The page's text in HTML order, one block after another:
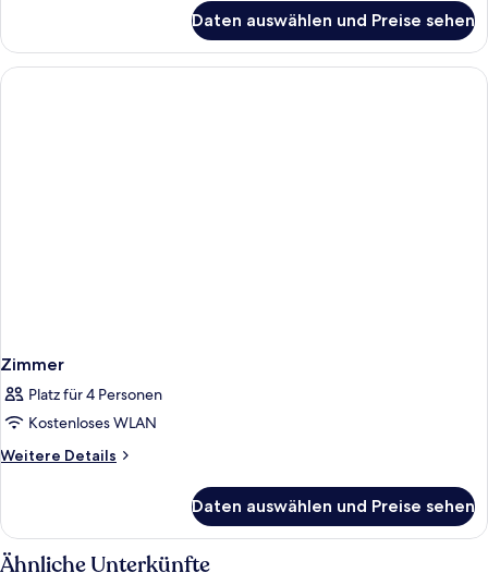
Daten auswählen und Preise sehen
Zimmer
Platz für 4 Personen
Kostenloses WLAN
Weitere Details
Weitere
Daten auswählen und Preise sehen
Ähnliche Unterkünfte